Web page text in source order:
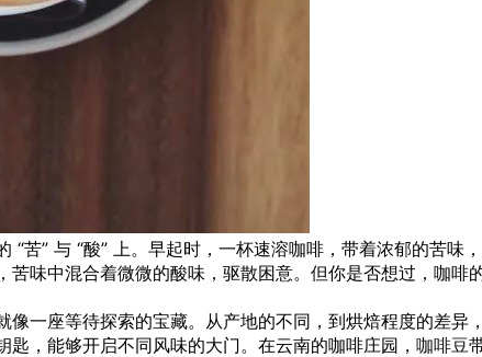
苦” 与 “酸” 上。早起时，一杯速溶咖啡，带着浓郁的苦味，
味中混合着微微的酸味，驱散困意。但你是否想过，咖啡
一座等待探索的宝藏。从产地的不同，到烘焙程度的差异，
，能够开启不同风味的大门。在云南的咖啡庄园， 咖啡豆